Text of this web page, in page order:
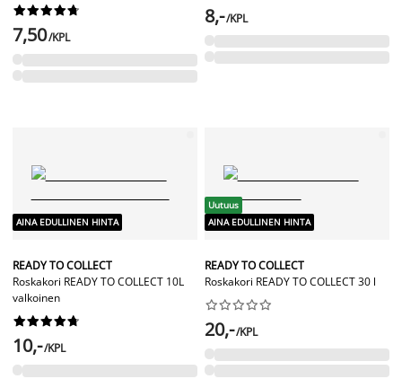






7,50/KPL
8,-/KPL
AINA EDULLINEN HINTA
READY TO COLLECT
Roskakori READY TO COLLECT 10L
valkoinen






10,-/KPL
Uutuus
AINA EDULLINEN HINTA
READY TO COLLECT
Roskakori READY TO COLLECT 30 l






20,-/KPL